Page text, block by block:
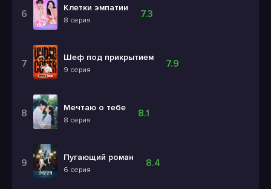
Клетки эмпатии
8 серия
7.3
Шеф под прикрытием
9 серия
7.9
Мечтаю о тебе
8 серия
8.1
Пугающий роман
6 серия
8.4